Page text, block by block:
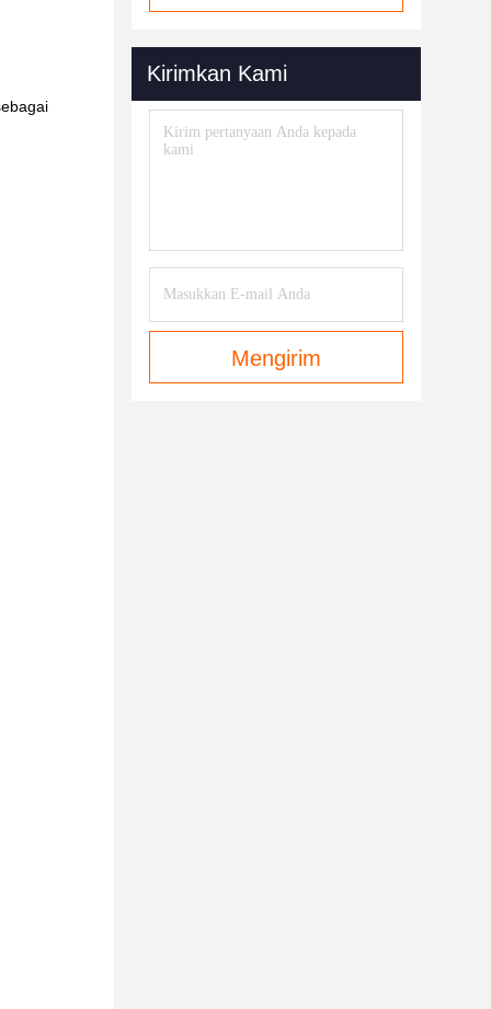
Kirimkan Kami
Mengirim